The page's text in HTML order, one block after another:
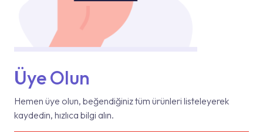
Üye Olun
Hemen üye olun, beğendiğiniz tüm ürünleri listeleyerek
kaydedin, hızlıca bilgi alın.